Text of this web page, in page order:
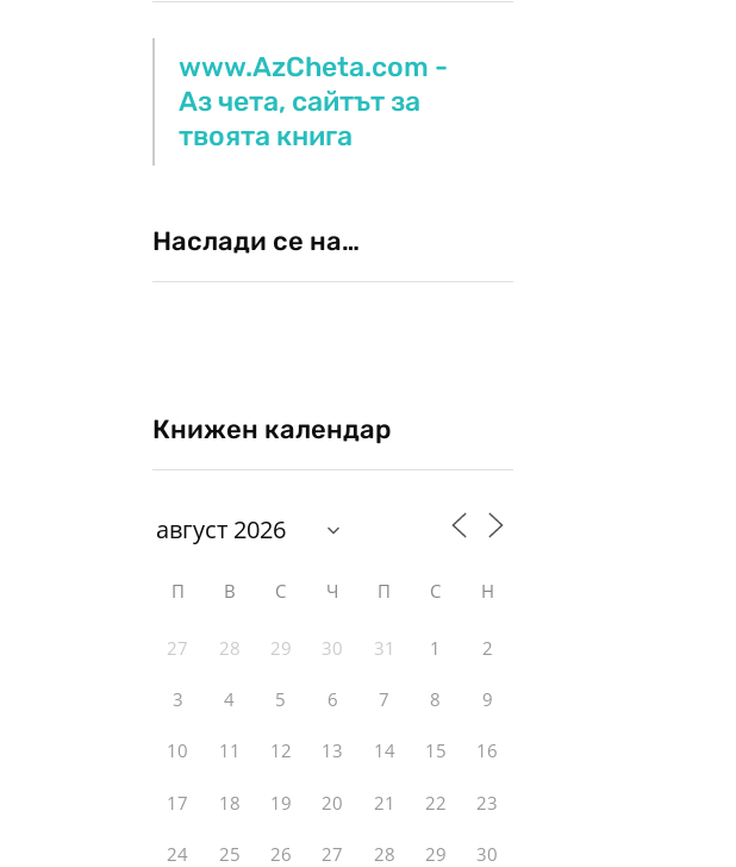
www.AzCheta.com -
Аз чета, сайтът за
твоята книга
Наслади се на…
Книжен календар
П В С Ч П С Н
27 28 29 30 31 1 2
3 4 5 6 7 8 9
10 11 12 13 14 15 16
17 18 19 20 21 22 23
24 25 26 27 28 29 30